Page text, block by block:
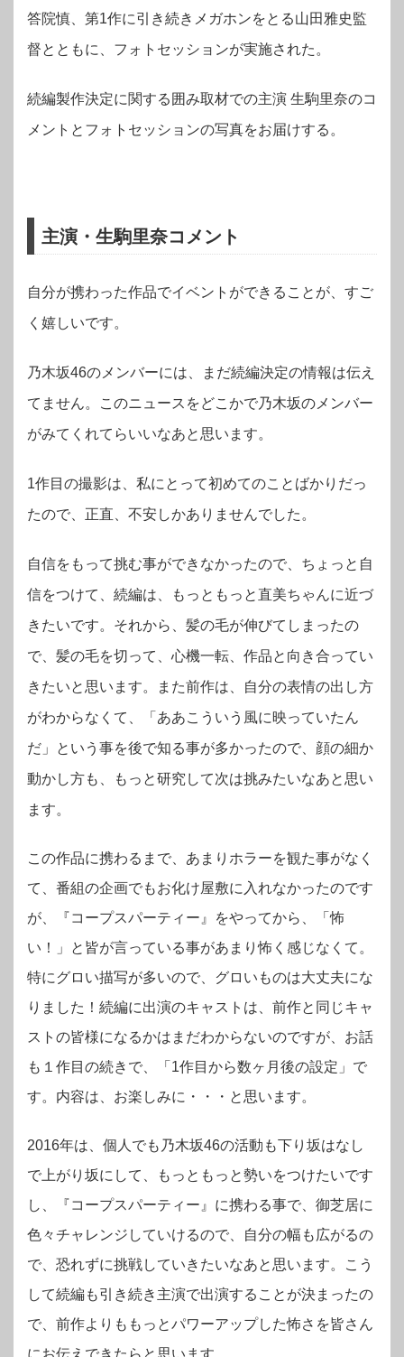
答院慎、第1作に引き続きメガホンをとる⼭⽥雅史監
督とともに、フォトセッションが実施された。
続編製作決定に関する囲み取材での主演 生駒里奈のコ
メントとフォトセッションの写真をお届けする。
主演・生駒里奈コメント
自分が携わった作品でイベントができることが、すご
く嬉しいです。
乃木坂46のメンバーには、まだ続編決定の情報は伝え
てません。
このニュースをどこかで乃木坂のメンバー
がみてくれてらいいなあと思います。
1作目の撮影は、私にとって初めてのことばかりだっ
たので、正直、不安しかありませんでした。
自信をもって挑む事ができなかったので、ちょっと自
信をつけて、続編は、もっともっと直美ちゃんに近づ
きたいです。それから、髪の毛が伸びてしまったの
で、髪の毛を切って、心機一転、作品と向き合ってい
きたいと思います。また前作は、自分の表情の出し方
がわからなくて、「ああこういう風に映っていたん
だ」という事を後で知る事が多かったので、顔の細か
動かし方も、もっと研究して次は挑みたいなあと思い
ます。
この作品に携わるまで、あまりホラーを観た事がなく
て、番組の企画でもお化け屋敷に入れなかったのです
が、『コープスパーティー』をやってから、「怖
い！」と皆が言っている事があまり怖く感じなくて。
特にグロい描写が多いので、グロいものは大丈夫にな
りました！続編に出演のキャストは、前作と同じキャ
ストの皆様になるかはまだわからないのですが、お話
も１作目の続きで、「1作目から数ヶ月後の設定」で
す。内容は、お楽しみに・・・と思います。
2016年は、個人でも乃木坂46の活動も下り坂はなし
で上がり坂にして、もっともっと勢いをつけたいです
し、『コープスパーティー』に携わる事で、御芝居に
色々チャレンジしていけるので、自分の幅も広がるの
で、恐れずに挑戦していきたいなあと思います。こう
して続編も引き続き主演で出演することが決まったの
で、前作よりももっとパワーアップした怖さを皆さん
にお伝えできたらと思います。